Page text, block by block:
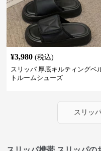
¥3,980 (税込)
スリッパ 厚底キルティングベ
トルームシューズ
スリッ